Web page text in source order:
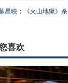
星映：《火山地狱》杀
喜欢